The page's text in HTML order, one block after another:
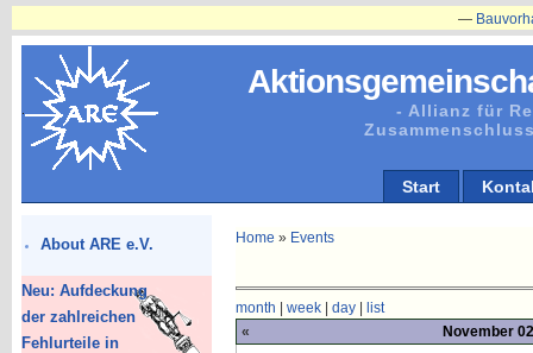
- Allianz für
Start
About ARE e.V.
Neu: Aufdeckung
der zahlreichen
Fehlurteile in
Bauvorhaben
Home » Events
month week| day|
list
«
November